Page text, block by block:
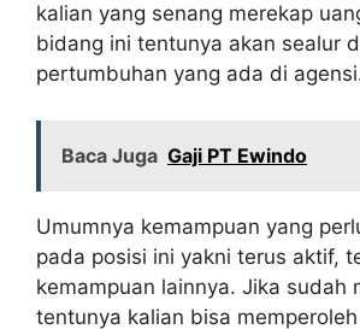
kalian yang senang merekap
bidang ini tentunya akan sealur
pertumbuhan yang ada di
Baca Juga Gaji PT Ewindo
Umumnya kemampuan yang
pada posisi ini yakni terus aktif,
kemampuan lainnya. Jika sudah
tentunya kalian bisa